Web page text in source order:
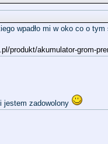
wpadło mi w oko co o tym
produkt/akumulator-grom-
jestem zadowolony